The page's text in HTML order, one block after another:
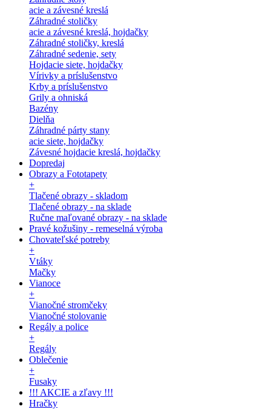
acie a závesné kreslá
Záhradné stoličky
acie a závesné kreslá, hojdačky
Záhradné stoličky, kreslá
Záhradné sedenie, sety
Hojdacie siete, hojdačky
Vírivky a príslušenstvo
Krby a príslušenstvo
Grily a ohniská
Bazény
Dielňa
Záhradné párty stany
acie siete, hojdačky
Závesné hojdacie kreslá, hojdačky
Dopredaj
Obrazy a Fototapety
+
Tlačené obrazy - skladom
Tlačené obrazy - na sklade
Ručne maľované obrazy - na sklade
Pravé kožušiny - remeselná výroba
Chovateľské potreby
+
Vtáky
Mačky
Vianoce
+
Vianočné stromčeky
Vianočné stolovanie
Regály a police
+
Regály
Oblečenie
+
Fusaky
!!! AKCIE a zľavy !!!
Hračky